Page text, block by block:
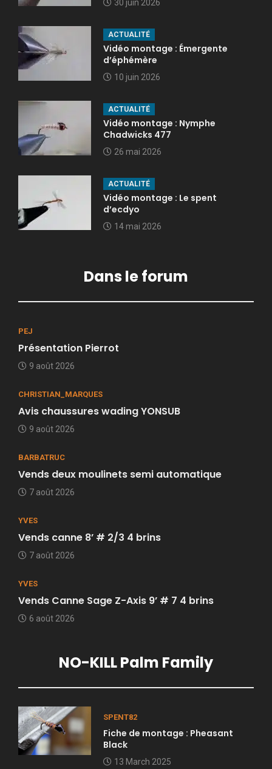
30 juin 2026
ACTUALITÉ
Vidéo montage : Émergente
d’éphémère
10 juin 2026
ACTUALITÉ
Vidéo montage : Nymphe
Chadwicks 477
26 mai 2026
ACTUALITÉ
Vidéo montage : Le spent
d’ecdyo
14 mai 2026
Dans le forum
PEJ
Présentation Pierrot
9 août 2026
CHRISTIAN_MARQUES
Avis chaussures wading YONSUB
9 août 2026
BARBATRUC
Vends deux moulinets semi automatique
7 août 2026
YVES
Vends canne 8’ # 2/3 4 brins
7 août 2026
YVES
Vends Canne Sage Z-Axis 9’ # 7 4 brins
6 août 2026
NO-KILL Palm Family
SPENT82
Fiche de montage : Pheasant
Black
13 March 2025